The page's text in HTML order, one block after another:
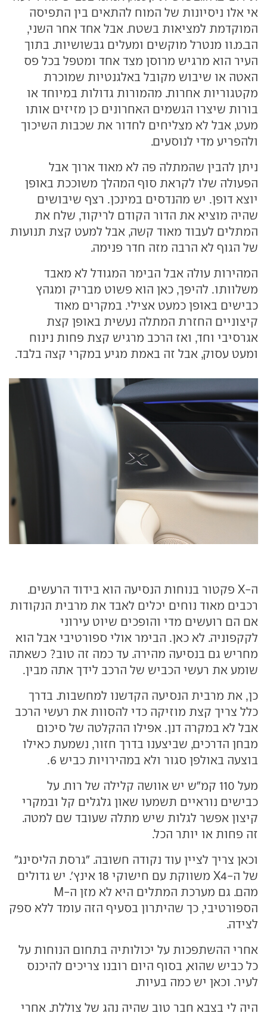
אי אלו ניסיונות של המוח להתאים בין התפיסה
המוקדמת למציאות בשטח. אבל אחד אחר השני,
הב.מ.וו מנטרל מוקשים ומעלים גבשושיות. בתוך
העיר הוא מרגיש מרוסן מצד אחד ומטפל בכל פס
האטה או שיבוש מקובל באלגנטיות שמוכרת
מקטגוריות אחרות. מהמורות גדולות במיוחד או
בורות שיצרו הגשמים האחרונים כן מזיזים אותו
מעט, אבל לא מצליחים לחדור את שכבות השיכוך
ולהפריע מדי לנוסעים.
ניתן להבין שהמתלה פה לא מאוד ארוך אבל
הפעולה שלו לקראת סוף המהלך משוככת באופן
יוצא דופן. יש מהנדסים במינכן. רצף שיבושים
שהיה מוציא את הדור הקודם לריקוד, שלח את
המתלים לעבוד מאוד קשה, אבל למעט קצת תנועות
של הגוף לא הרבה מזה חדר פנימה.
המהירות עולה אבל הבימר המגודל לא מאבד
משלוותו. להיפך, כאן הוא פשוט מבריק ומגהץ
כבישים באופן כמעט אצילי. במקרים מאוד
קיצוניים החזרת המתלה נעשית באופן קצת
אגרסיבי וחד, ואז הרכב מרגיש קצת פחות נינוח
ומעט עסוק, אבל זה באמת מגיע במקרי קצה בלבד.
ה-X פקטור בנוחות הנסיעה הוא בידוד הרעשים.
רכבים מאוד נוחים יכלים לאבד את מרבית הנקודות
אם הם רועשים מדי והופכים שיוט עירוני
לקקפוניה. לא כאן. הבימר אולי ספורטיבי אבל הוא
מחריש גם בנסיעה מהירה. עד כמה זה טוב? כשאתה
שומע את רעשי הכביש של הרכב לידך אתה מבין.
כן, את מרבית הנסיעה הקדשנו למחשבות. בדרך
כלל צריך קצת מוזיקה כדי להסוות את רעשי הרכב
אבל לא במקרה דנן. אפילו ההקלטה של סיכום
מבחן הדרכים, שביצענו בדרך חזור, נשמעת כאילו
בוצעה באולפן סגור ולא במהירויות כביש 6.
מעל 110 קמ"ש יש אוושה קלילה של רוח. על
כבישים נוראיים תשמעו שאון גלגלים קל ובמקרי
קיצון אפשר לגלות שיש מתלה שעובד שם למטה.
זה פחות או יותר הכל.
וכאן צריך לציין עוד נקודה חשובה. "גרסת הליסינג"
של ה-X4 משווקת עם חישוקי 18 אינץ'. יש גדולים
מהם. גם מערכת המתלים היא לא מזן ה-M
הספורטיבי, כך שהיתרון בסעיף הזה עומד ללא ספק
לצידה.
אחרי ההשתפכות על יכולותיה בתחום הנוחות על
כל כביש שהוא, בסוף היום רובנו צריכים להיכנס
לעיר. וכאן יש כמה בעיות.
היה לי בצבא חבר טוב שהיה נהג של צוללת. אחרי